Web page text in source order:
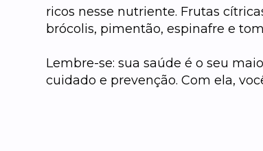
ricos nesse nutriente. Frutas
brócolis, pimentão, espinafre e
Lembre-se: sua saúde é o seu
cuidado e prevenção. Com ela,